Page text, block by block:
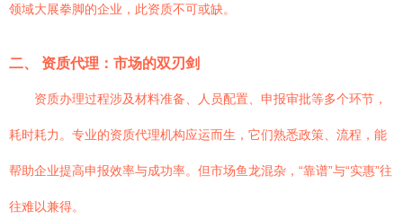
领域大展拳脚的企业，此资质不可或缺。
二、 资质代理：市场的双刃剑
资质办理过程涉及材料准备、人员配置、申报审批等多个环节，
耗时耗力。专业的资质代理机构应运而生，它们熟悉政策、流程，能
帮助企业提高申报效率与成功率。但市场鱼龙混杂，“靠谱”与“实惠”往
往难以兼得。